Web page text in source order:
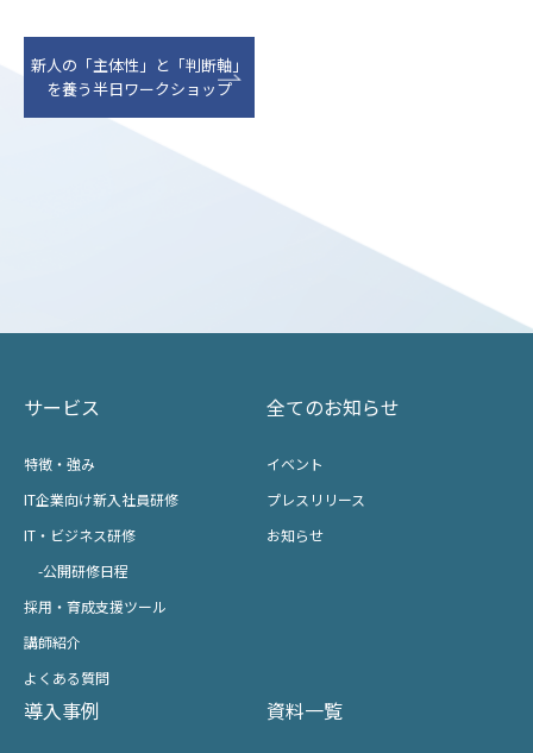
新人の「主体性」と「判断軸」
を養う半日ワークショップ
サービス
特徴・強み
IT企業向け新入社員研修
IT・ビジネス研修
-公開研修日程
採用・育成支援ツール
講師紹介
よくある質問
全てのお知らせ
イベント
プレスリリース
お知らせ
導入事例 資料一覧